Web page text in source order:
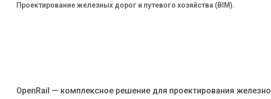
Проектирование железных дорог и путевого хозяйства (BIM).
OpenRail — комплексное решение для проектирования